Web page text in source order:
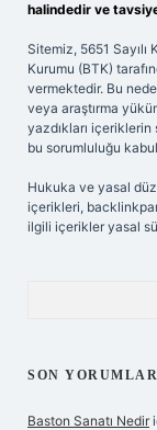
halindedir ve
Sitemiz, 5651
Kurumu (BTK)
vermektedir. Bu
veya araştırma
yazdıkları
bu sorumluluğu
Hukuka ve yasal
içerikleri,
ilgili içerikler yasal
SON YORUMLAR
Baston Sanatı Nedir